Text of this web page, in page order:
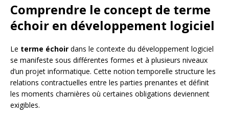
Comprendre le concept de terme
échoir en développement logiciel
Le terme échoir dans le contexte du développement logiciel
se manifeste sous différentes formes et à plusieurs niveaux
d’un projet informatique. Cette notion temporelle structure les
relations contractuelles entre les parties prenantes et définit
les moments charnières où certaines obligations deviennent
exigibles.